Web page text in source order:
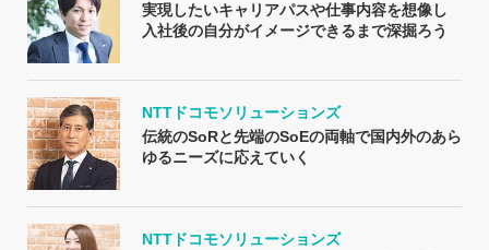
実現したいキャリアパスや仕事内容を想像し
入社後の自分がイメージできるまで深掘ろう
NTTドコモソリューションズ
伝統のSoRと先端のSoEの両軸で国内外のあら
ゆるニーズに応えていく
NTTドコモソリューションズ